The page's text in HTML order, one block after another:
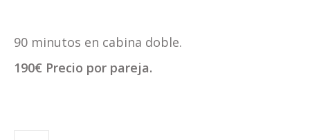
90 minutos en cabina doble.
190€ Precio por pareja.